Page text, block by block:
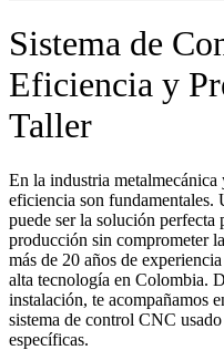
Sistema de
Eficiencia y
Taller
En la industria
eficiencia son fundamentales.
puede ser la solución perfecta
producción sin comprometer
más de 20 años de
alta tecnología en Colombia.
instalación, te acompañamos
sistema de control CNC
específicas.